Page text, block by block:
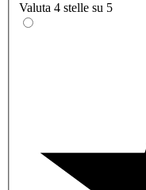
Valuta 4 stelle su 5